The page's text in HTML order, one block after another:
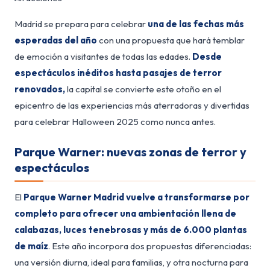
Madrid se prepara para celebrar una de las fechas más
esperadas del año con una propuesta que hará temblar
de emoción a visitantes de todas las edades. Desde
espectáculos inéditos hasta pasajes de terror
renovados,la capital se convierte este otoño en el
epicentro de las experiencias más aterradoras y divertidas
para celebrar Halloween 2025 como nunca antes.
Parque Warner: nuevas zonas de terror y
espectáculos
El Parque Warner Madrid vuelve a transformarse por
completo para ofrecer una ambientación llena de
calabazas, luces tenebrosas y más de 6.000 plantas
de maíz. Este año incorpora dos propuestas diferenciadas:
una versión diurna, ideal para familias, y otra nocturna para